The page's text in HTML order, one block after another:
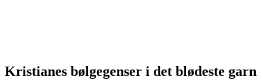
Kristianes bølgegenser i det blødeste garn